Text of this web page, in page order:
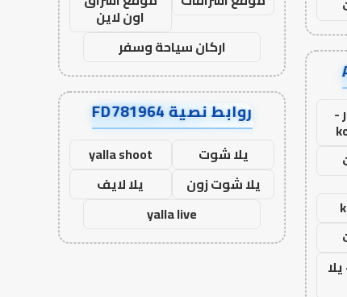
-
Yalla Live - يلا
اون لاين
اركان سياحة وسفر
روابط نصية FD781964
يلا شوت
yalla shoot
يلا شوت زون
يلا لايف
yalla live